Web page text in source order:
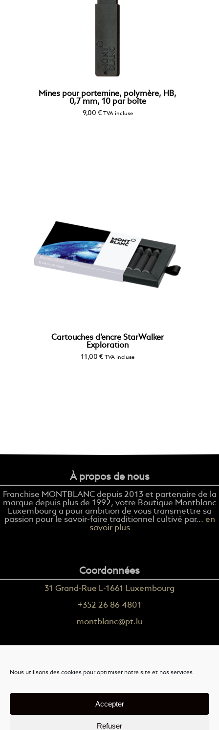
Nous utilisons des cookies pour optimiser notre site et nos services.
Accepter
Refuser
Mines pour portemine, polymère, HB,
0,7 mm, 10 par boîte
9,00 € TVA incluse
Cartouches d’encre StarWalker
Exploration
11,00 € TVA incluse
À propos de nous
Franchise MONTBLANC depuis 2013 et partenaire de la
marque depuis plus de 1992, votre Boutique Montblanc
Luxembourg a pour ambition de vous transmettre sa
passion pour le savoir-faire traditionnel cultivé par... en
savoir plus
Coordonnées
31 Grand-Rue L-1661 Luxembourg
+352 26 86 4801
montblanc@pt.lu
Mention légales